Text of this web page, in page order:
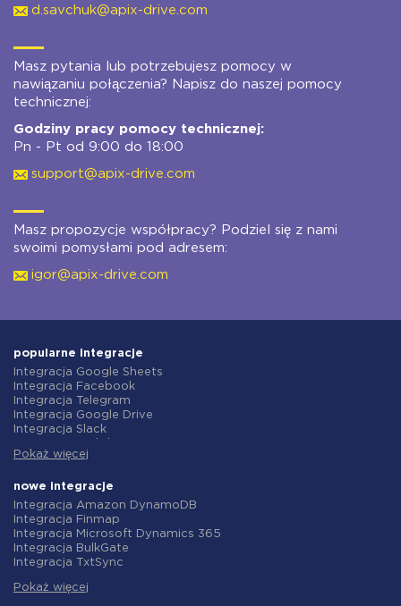
d.savchuk@apix-drive.com
Masz pytania lub potrzebujesz pomocy w
nawiązaniu połączenia? Napisz do naszej pomocy
technicznej:
Godziny pracy pomocy technicznej:
Pn - Pt od 9:00 do 18:00
support@apix-drive.com
Masz propozycje współpracy? Podziel się z nami
swoimi pomysłami pod adresem:
igor@apix-drive.com
popularne integracje
Integracja Google Sheets
Integracja Facebook
Integracja Telegram
Integracja Google Drive
Integracja Slack
Integracja Gmail
Integracja ClickUp
Integracja Airtable
Integracja Google Contacts
Integracja OpenAI (ChatGPT)
Integracja Instagram
Integracja ActiveCampaign
Integracja Salesforce CRM
Pokaż więcej
nowe integracje
Integracja Amazon DynamoDB
Integracja Finmap
Integracja Microsoft Dynamics 365
Integracja BulkGate
Integracja TxtSync
Integracja Corezoid
Pokaż więcej